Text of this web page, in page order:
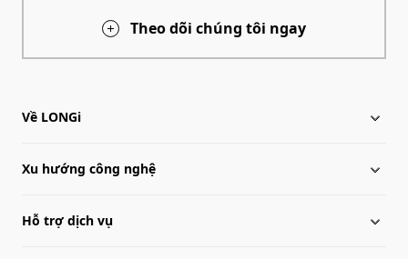
Theo dõi chúng tôi ngay
Về LONGi
Về LONGi
Lịch sử phát triển
Xu hướng công nghệ
Tin tức LONGi
Hỗ trợ dịch vụ